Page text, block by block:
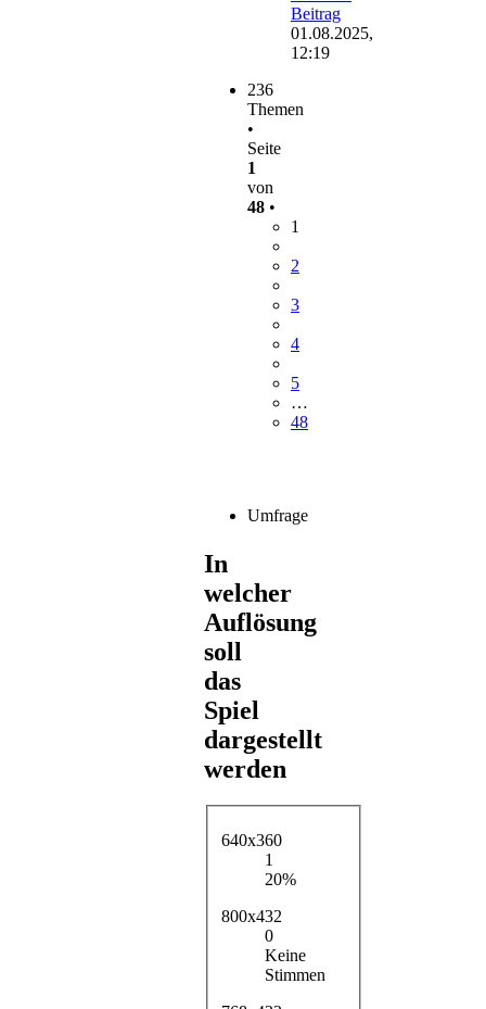
Beitrag
01.08.2025,
12:19
236
Themen
•
Seite
1
von
48 •
1
2
3
4
5
…
48
Umfrage
In
welcher
Auflösung
soll
das
Spiel
dargestellt
werden
640x360
1
20%
800x432
0
Keine
Stimmen